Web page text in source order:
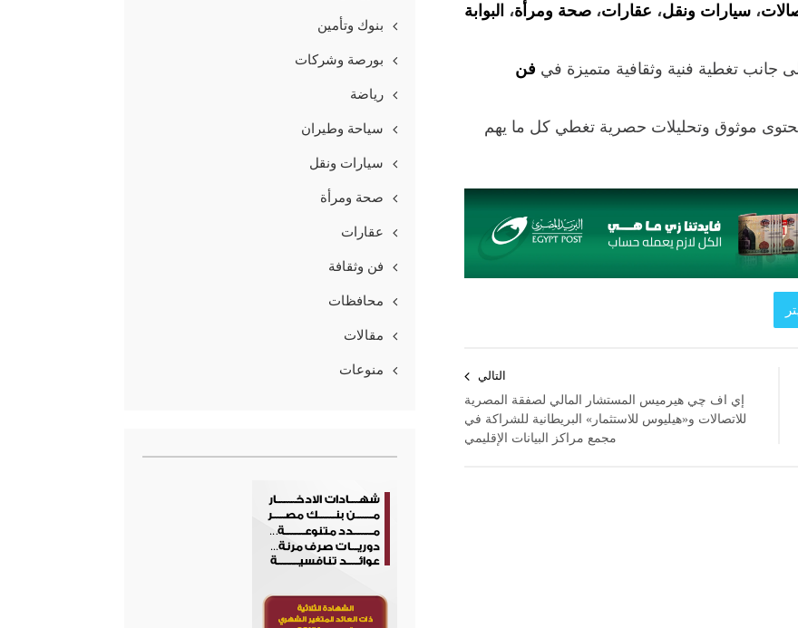
، سيارات ونقل، عقارات، صحة ومرأة، البوابة
جانب تغطية فنية وثقافية متميزة في فن
موثوق وتحليلات حصرية تغطي كل ما يهم
التالي
إي اف چي هيرميس المستشار المالي لصفقة المصرية
للاتصالات و«هيليوس للاستثمار» البريطانية للشراكة في
مجمع مراكز البيانات الإقليمي
بنوك وتأمين
بورصة وشركات
رياضة
سياحة وطيران
سيارات ونقل
صحة ومرأة
عقارات
فن وثقافة
محافظات
مقالات
منوعات